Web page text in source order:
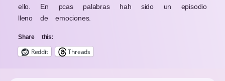
ello. En pcas palabras hah sido un episodio
lleno de emociones.
Share this:
Reddit Threads